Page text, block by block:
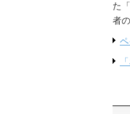
た
者